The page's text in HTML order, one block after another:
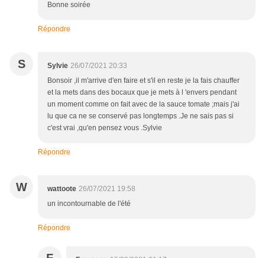
Bonne soirée
Répondre
S Sylvie 26/07/2021 20:33
Bonsoir ,il m'arrive d'en faire et s'il en reste je la fais chauffer
et la mets dans des bocaux que je mets à l 'envers pendant
un moment comme on fait avec de la sauce tomate ;mais j'ai
lu que ca ne se conservé pas longtemps .Je ne sais pas si
c'est vrai ,qu'en pensez vous .Sylvie
Répondre
W wattoote 26/07/2021 19:58
un incontournable de l'été
Répondre